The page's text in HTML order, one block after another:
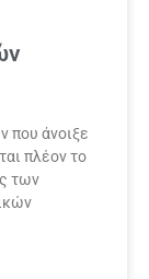
που άνοιξε
πλέον το
των